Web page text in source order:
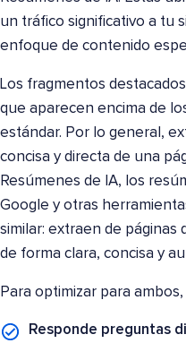
un tráfico significativo a tu
enfoque de contenido
Los fragmentos
que aparecen encima de
estándar. Por lo general,
concisa y directa de una
Resúmenes de IA, los
Google y otras
similar: extraen de
de forma clara, concisa y
Para optimizar para
Responde preguntas